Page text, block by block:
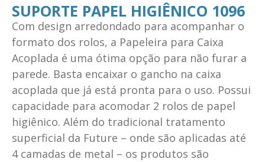
SUPORTE PAPEL HIGIÊNICO 1096
Com design arredondado para acompanhar o
formato dos rolos, a Papeleira para Caixa
Acoplada é uma ótima opção para não furar a
parede. Basta encaixar o gancho na caixa
acoplada que já está pronta para o uso. Possui
capacidade para acomodar 2 rolos de papel
higiênico. Além do tradicional tratamento
superficial da Future – onde são aplicadas até
4 camadas de metal – os produtos são